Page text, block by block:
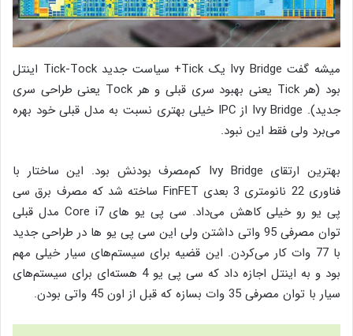
میشه گفت Ivy Bridge یک Tick+ سیاست جدید Tick-Tock اینتل
بود (هر Tick یعنی بهبود سری قبلی و هر Tock یعنی طراحی سری
جدید). Ivy Bridge از IPC خیلی بهتری نسبت به مدل قبلی خود بهره
می‌برد ولی فقط این نبود.
بهترین ارتقای Ivy Bridge کم‌مصرف بودنش بود. این ساختار با
فناوری 22 نانومتری 3 بعدی FinFET ساخته شد که مصرف برق سی
پی یو رو خیلی کاهش می‌داد. سی پی یو های Core i7 مدل قبلی
توان مصرفی 95 واتی داشتن ولی این سی پی یو ها در طراحی جدید
با 77 وات کار می‌کردن. این قضیه برای سیستم‌های سیار خیلی مهم
بود و به اینتل اجازه داد که سی پی یو 4 هسته‌ای برای سیستم‌های
سیار با توان مصرفی 35 وات بسازه که قبل از اون 45 واتی بودن.